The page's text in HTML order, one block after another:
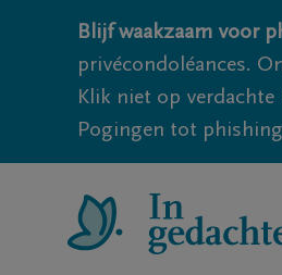
Blijf waakzaam voor
privécondoléances.
Klik niet op
Pogingen tot